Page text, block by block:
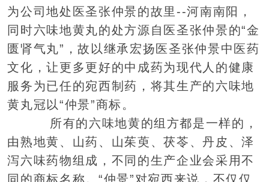
为公司地处医圣张仲景的故里--河南南阳，
同时六味地黄丸的处方源自医圣张仲景的“金
匮肾气丸”，故以继承宏扬医圣张仲景中医药
文化，让更多更好的中成药为现代人的健康
服务为已任的宛西制药，将其生产的六味地
黄丸冠以“仲景”商标。
所有的六味地黄的组方都是一样的，
由熟地黄、山药、山茱萸、茯苓、丹皮、泽
泻六味药物组成，不同的生产企业会采用不
同的商标名称。“仲景”对宛西来说，不仅仅